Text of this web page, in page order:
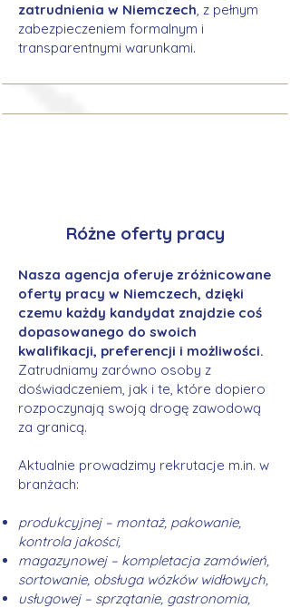
zatrudnienia w Niemczech, z pełnym
zabezpieczeniem formalnym i
transparentnymi warunkami.
Różne oferty pracy
Nasza agencja oferuje zróżnicowane
oferty pracy w Niemczech, dzięki
czemu każdy kandydat znajdzie coś
dopasowanego do swoich
kwalifikacji, preferencji i możliwości.
Zatrudniamy zarówno osoby z
doświadczeniem, jak i te, które dopiero
rozpoczynają swoją drogę zawodową
za granicą.
Aktualnie prowadzimy rekrutacje m.in. w
branżach:
produkcyjnej – montaż, pakowanie,
kontrola jakości,
magazynowej – kompletacja zamówień,
sortowanie, obsługa wózków widłowych,
usługowej – sprzątanie, gastronomia,